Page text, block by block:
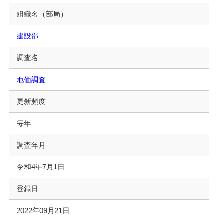
組織名（部局）
建設部
調査名
地価調査
更新頻度
毎年
調査年月
令和4年7月1日
登録日
2022年09月21日